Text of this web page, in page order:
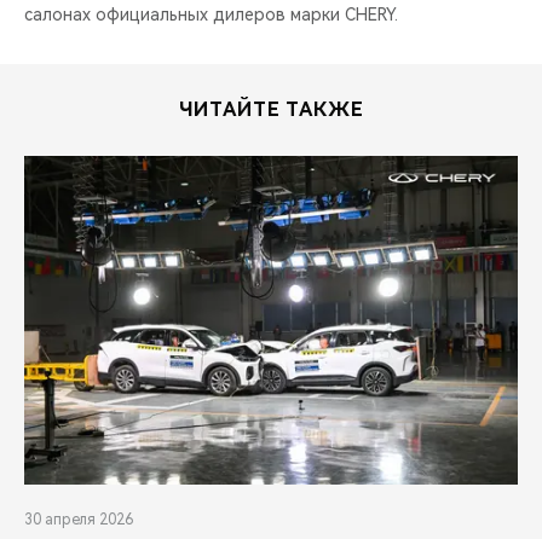
салонах официальных дилеров марки CHERY.
ЧИТАЙТЕ ТАКЖЕ
30 апреля 2026